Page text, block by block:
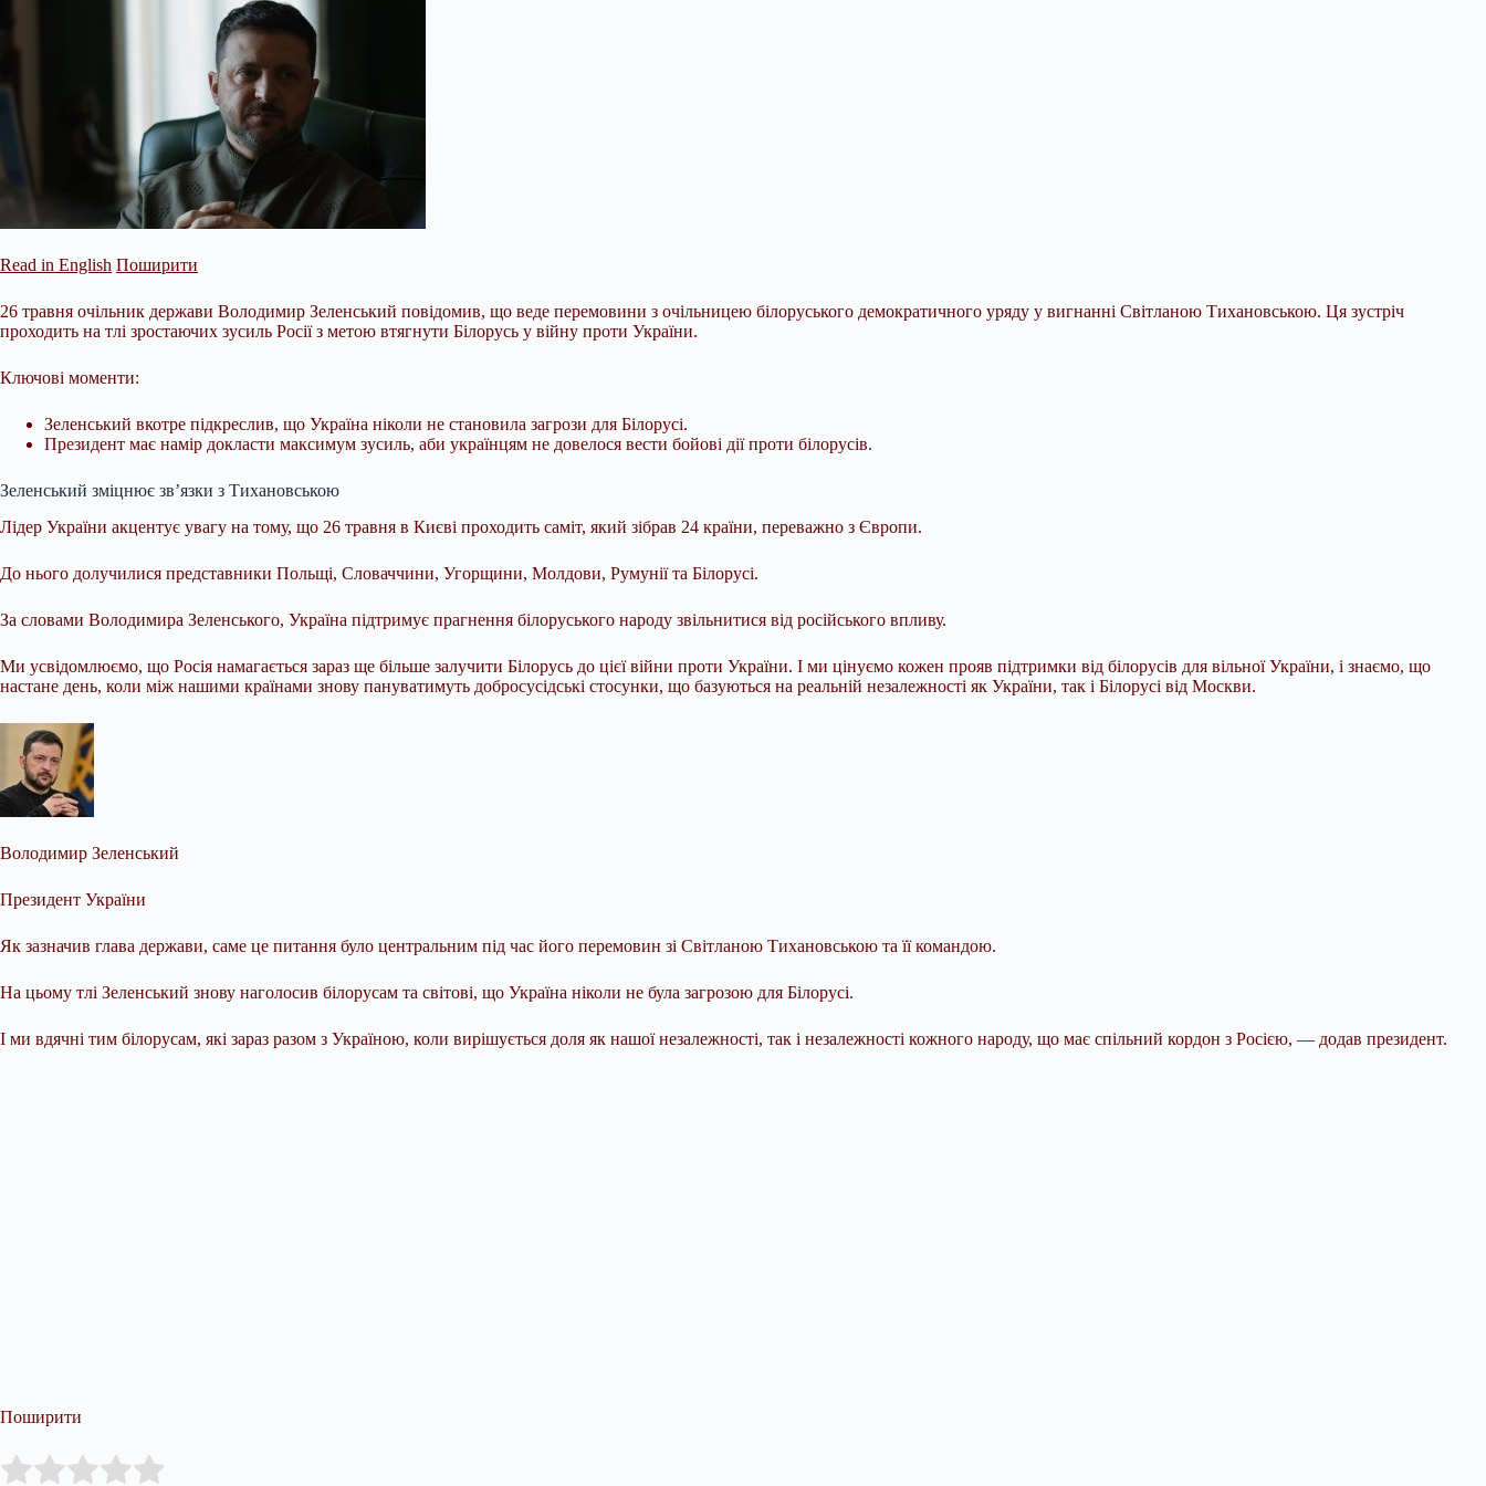
Read in English Поширити
26 травня очільник держави Володимир Зеленський повідомив, що веде перемовини з очільницею білоруського демократичного уряду у вигнанні Світланою Тихановською. Ця зустріч
проходить на тлі зростаючих зусиль Росії з метою втягнути Білорусь у війну проти України.
Ключові моменти:
Зеленський вкотре підкреслив, що Україна ніколи не становила загрози для Білорусі.
Президент має намір докласти максимум зусиль, аби українцям не довелося вести бойові дії проти білорусів.
Зеленський зміцнює зв’язки з Тихановською
Лідер України акцентує увагу на тому, що 26 травня в Києві проходить саміт, який зібрав 24 країни, переважно з Європи.
До нього долучилися представники Польщі, Словаччини, Угорщини, Молдови, Румунії та Білорусі.
За словами Володимира Зеленського, Україна підтримує прагнення білоруського народу звільнитися від російського впливу.
Ми усвідомлюємо, що Росія намагається зараз ще більше залучити Білорусь до цієї війни проти України. І ми цінуємо кожен прояв підтримки від білорусів для вільної України, і знаємо, що
настане день, коли між нашими країнами знову пануватимуть добросусідські стосунки, що базуються на реальній незалежності як України, так і Білорусі від Москви.
Володимир Зеленський
Президент України
Як зазначив глава держави, саме це питання було центральним під час його перемовин зі Світланою Тихановською та її командою.
На цьому тлі Зеленський знову наголосив білорусам та світові, що Україна ніколи не була загрозою для Білорусі.
І ми вдячні тим білорусам, які зараз разом з Україною, коли вирішується доля як нашої незалежності, так і незалежності кожного народу, що має спільний кордон з Росією, — додав президент.
Поширити
Rate this item: